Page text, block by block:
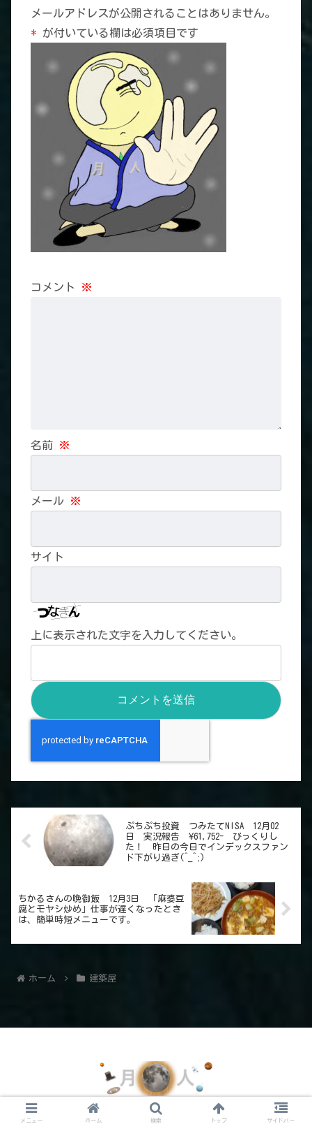
メールアドレスが公開されることはありません。
* が付いている欄は必須項目です
コメント ※
名前 ※
メール ※
サイト
上に表示された文字を入力してください。
ぷちぷち投資 つみたてNISA 12月02
日 実況報告 ¥61,752- びっくりし
た！ 昨日の今日でインデックスファン
ド下がり過ぎ(^_^;)
ちかるさんの晩御飯 12月3日 「麻婆豆
腐とモヤシ炒め」仕事が遅くなったとき
は、簡単時短メニューです。
ホーム 建築屋
© 2021 月の人のイラスト.
メニュー ホーム 検索 トップ サイドバー